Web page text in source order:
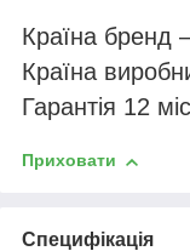
Країна бренд
Країна
Гарантія 12
Приховати
Специфікація